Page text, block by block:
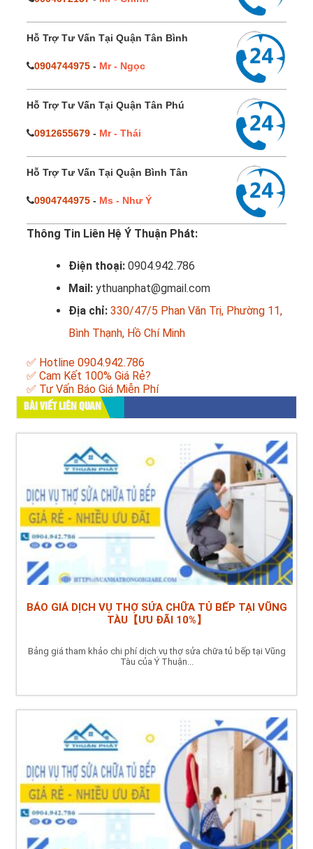
Hỗ Trợ Tư Vấn Tại Quận Tân Bình
0904744975 - Mr - Ngọc
Hỗ Trợ Tư Vấn Tại Quận Tân Phú
0912655679 - Mr - Thái
Hỗ Trợ Tư Vấn Tại Quận Bình Tân
0904744975 - Ms - Như Ý
Thông Tin Liên Hệ Ý Thuận Phát:
Điện thoại: 0904.942.786
Mail: ythuanphat@gmail.com
Địa chỉ: 330/47/5 Phan Văn Trị, Phường 11,
Bình Thạnh, Hồ Chí Minh
✅ Hotline 0904.942.786
✅ Cam Kết 100% Giá Rẻ?
✅ Tư Vấn Báo Giá Miễn Phí
BÀI VIẾT LIÊN QUAN
BÁO GIÁ DỊCH VỤ THỢ SỬA CHỮA TỦ BẾP TẠI VŨNG
TÀU【ƯU ĐÃI 10%】
Bảng giá tham khảo chi phí dịch vụ thợ sửa chữa tủ bếp tại Vũng
Tàu của Ý Thuận...